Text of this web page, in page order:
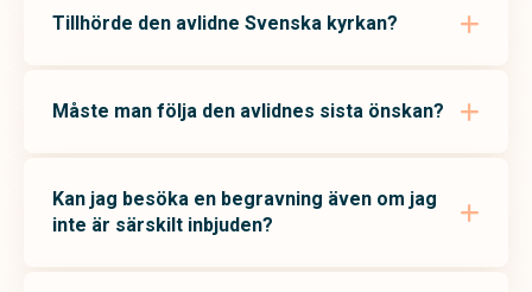
Tillhörde den avlidne Svenska kyrkan?
Måste man följa den avlidnes sista önskan?
Kan jag besöka en begravning även om jag
inte är särskilt inbjuden?